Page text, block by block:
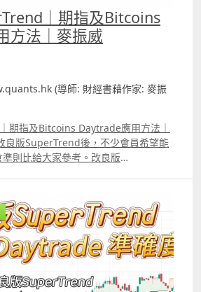
｜期指及Bitcoins
方法｜麥振威
(導師: 財經書藉作家: 麥振
期指及Bitcoins Daytrade應用方法｜
良版SuperTrend後，不少會員希望能
則比給大家參考。改良版
daytrade 1張期指的回報大約是150
除了可daytrade期指外，
適合。 但筆者強調這些應用方法只
推出一個indicator而非像過去一樣推出
大家可以嘗試不同的應用方法，就像
band 、MACD等，每個人的應用方